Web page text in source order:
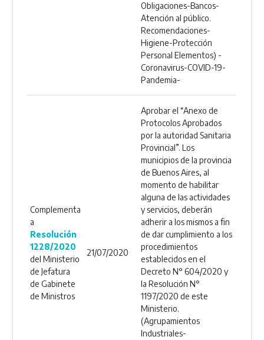
Obligaciones-Bancos-
Atención al público.
Recomendaciones-
Higiene-Protección
Personal Elementos) -
Coronavirus-COVID-19-
Pandemia-
Complementa
a
Resolución
1228/2020
del Ministerio
de Jefatura
de Gabinete
de Ministros
21/07/2020
Aprobar el “Anexo de
Protocolos Aprobados
por la autoridad Sanitaria
Provincial”. Los
municipios de la provincia
de Buenos Aires, al
momento de habilitar
alguna de las actividades
y servicios, deberán
adherir a los mismos a fin
de dar cumplimiento a los
procedimientos
establecidos en el
Decreto N° 604/2020 y
la Resolución N°
1197/2020 de este
Ministerio.
(Agrupamientos
Industriales-